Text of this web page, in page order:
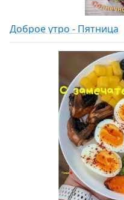
Доброе утро - Пятница